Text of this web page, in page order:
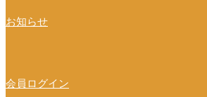
お知らせ
会員ログイン